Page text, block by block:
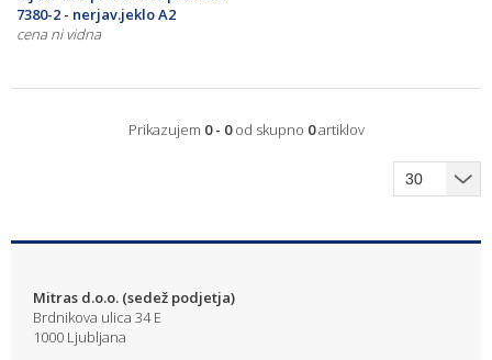
7380-2 - nerjav.jeklo A2
cena ni vidna
Prikazujem 0 - 0od skupno 0artiklov
Mitras d.o.o. (sedež podjetja)
Brdnikova ulica 34 E
1000 Ljubljana